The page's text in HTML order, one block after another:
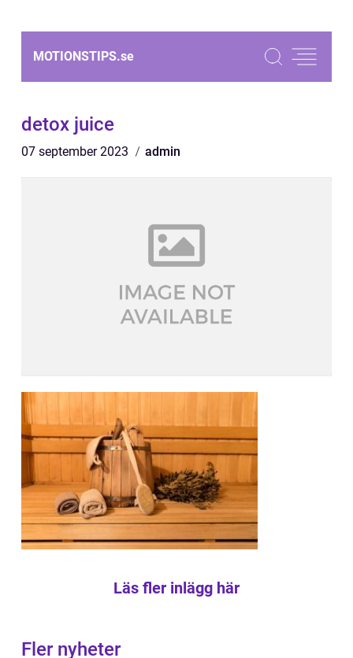
MOTIONSTIPS.se
detox juice
07 september 2023 admin
Läs fler inlägg här
Fler nyheter